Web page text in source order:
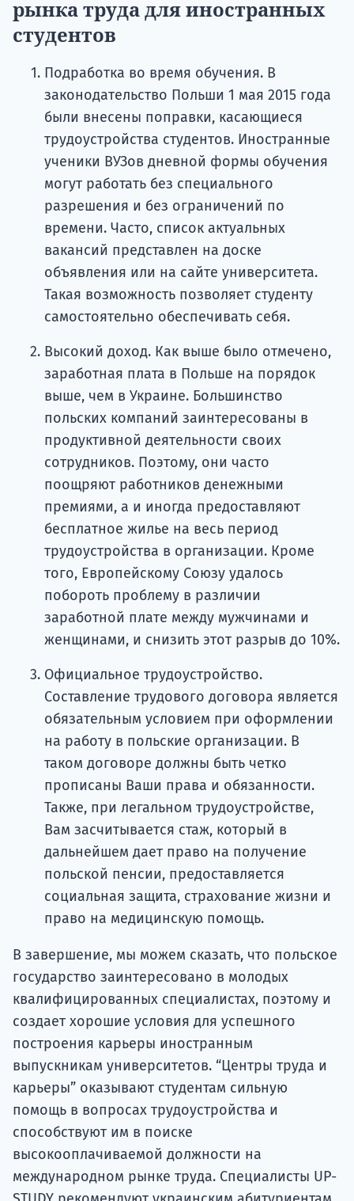
рынка труда для иностранных
студентов
Подработка во время обучения. В
законодательство Польши 1 мая 2015 года
были внесены поправки, касающиеся
трудоустройства студентов. Иностранные
ученики ВУЗов дневной формы обучения
могут работать без специального
разрешения и без ограничений по
времени. Часто, список актуальных
вакансий представлен на доске
объявления или на сайте университета.
Такая возможность позволяет студенту
самостоятельно обеспечивать себя.
Высокий доход. Как выше было отмечено,
заработная плата в Польше на порядок
выше, чем в Украине. Большинство
польских компаний заинтересованы в
продуктивной деятельности своих
сотрудников. Поэтому, они часто
поощряют работников денежными
премиями, а и иногда предоставляют
бесплатное жилье на весь период
трудоустройства в организации. Кроме
того, Европейскому Союзу удалось
побороть проблему в различии
заработной плате между мужчинами и
женщинами, и снизить этот разрыв до 10%.
Официальное трудоустройство.
Составление трудового договора является
обязательным условием при оформлении
на работу в польские организации. В
таком договоре должны быть четко
прописаны Ваши права и обязанности.
Также, при легальном трудоустройстве,
Вам засчитывается стаж, который в
дальнейшем дает право на получение
польской пенсии, предоставляется
социальная защита, страхование жизни и
право на медицинскую помощь.
В завершение, мы можем сказать, что польское
государство заинтересовано в молодых
квалифицированных специалистах, поэтому и
создает хорошие условия для успешного
построения карьеры иностранным
выпускникам университетов. “Центры труда и
карьеры” оказывают студентам сильную
помощь в вопросах трудоустройства и
способствуют им в поиске
высокооплачиваемой должности на
международном рынке труда. Специалисты UP-